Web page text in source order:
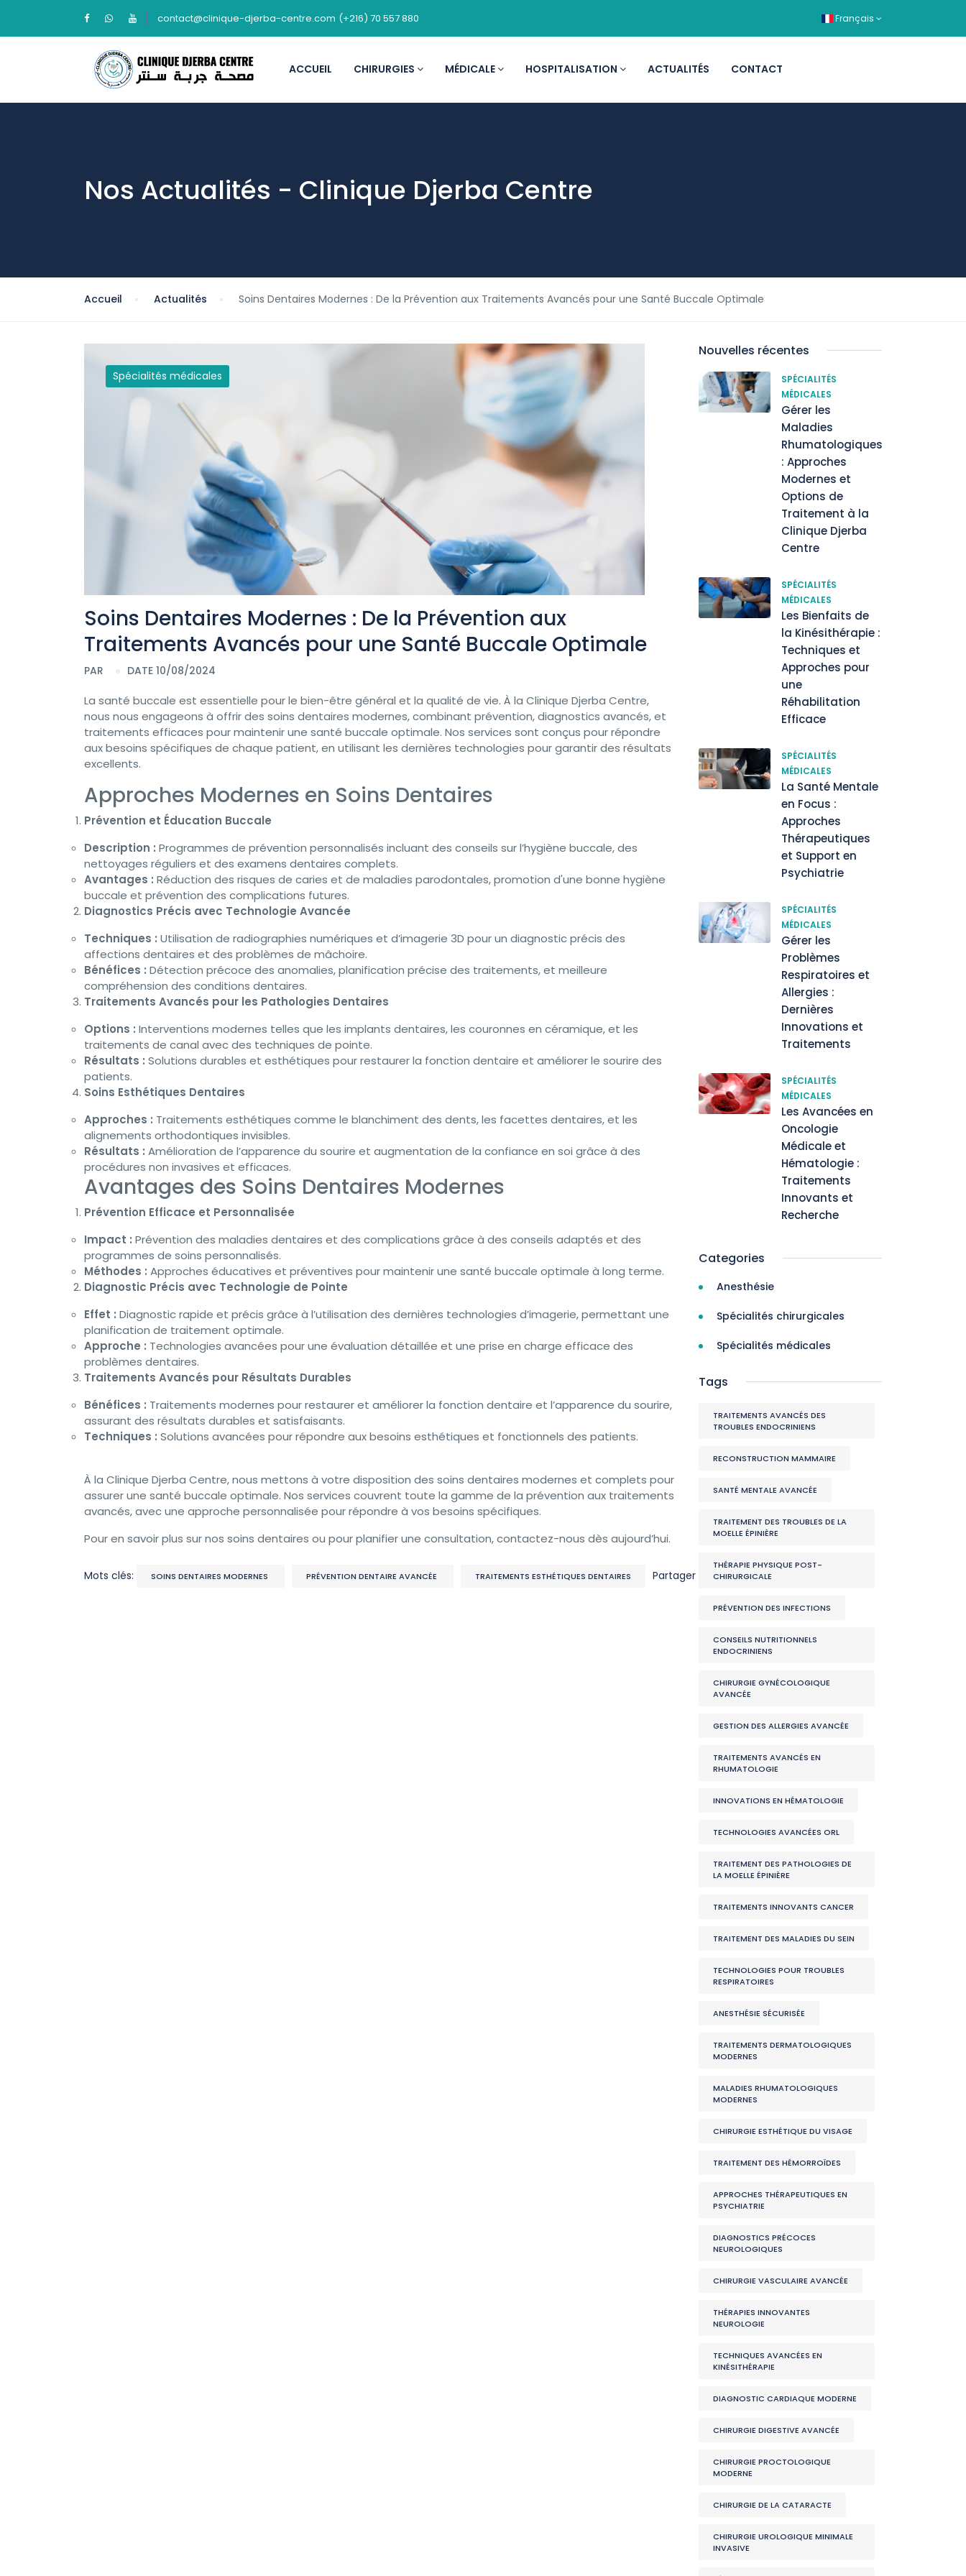
contact@clinique-djerba-centre.com (+216) 70 557 880 Français
ACCUEIL CHIRURGIES MÉDICALE HOSPITALISATION ACTUALITÉS CONTACT
Nos Actualités - Clinique Djerba Centre
Accueil Actualités Soins Dentaires Modernes : De la Prévention aux Traitements Avancés pour une Santé Buccale Optimale
Spécialités médicales
Soins Dentaires Modernes : De la Prévention aux
Traitements Avancés pour une Santé Buccale Optimale
PAR DATE 10/08/2024
La santé buccale est essentielle pour le bien-être général et la qualité de vie. À la Clinique Djerba Centre,
nous nous engageons à offrir des soins dentaires modernes, combinant prévention, diagnostics avancés, et
traitements efficaces pour maintenir une santé buccale optimale. Nos services sont conçus pour répondre
aux besoins spécifiques de chaque patient, en utilisant les dernières technologies pour garantir des résultats
excellents.
Approches Modernes en Soins Dentaires
Prévention et Éducation Buccale
Description : Programmes de prévention personnalisés incluant des conseils sur l’hygiène buccale, des
nettoyages réguliers et des examens dentaires complets.
Avantages : Réduction des risques de caries et de maladies parodontales, promotion d'une bonne hygiène
buccale et prévention des complications futures.
Diagnostics Précis avec Technologie Avancée
Techniques : Utilisation de radiographies numériques et d’imagerie 3D pour un diagnostic précis des
affections dentaires et des problèmes de mâchoire.
Bénéfices : Détection précoce des anomalies, planification précise des traitements, et meilleure
compréhension des conditions dentaires.
Traitements Avancés pour les Pathologies Dentaires
Options : Interventions modernes telles que les implants dentaires, les couronnes en céramique, et les
traitements de canal avec des techniques de pointe.
Résultats : Solutions durables et esthétiques pour restaurer la fonction dentaire et améliorer le sourire des
patients.
Soins Esthétiques Dentaires
Approches : Traitements esthétiques comme le blanchiment des dents, les facettes dentaires, et les
alignements orthodontiques invisibles.
Résultats : Amélioration de l’apparence du sourire et augmentation de la confiance en soi grâce à des
procédures non invasives et efficaces.
Avantages des Soins Dentaires Modernes
Prévention Efficace et Personnalisée
Impact : Prévention des maladies dentaires et des complications grâce à des conseils adaptés et des
programmes de soins personnalisés.
Méthodes : Approches éducatives et préventives pour maintenir une santé buccale optimale à long terme.
Diagnostic Précis avec Technologie de Pointe
Effet : Diagnostic rapide et précis grâce à l’utilisation des dernières technologies d’imagerie, permettant une
planification de traitement optimale.
Approche : Technologies avancées pour une évaluation détaillée et une prise en charge efficace des
problèmes dentaires.
Traitements Avancés pour Résultats Durables
Bénéfices : Traitements modernes pour restaurer et améliorer la fonction dentaire et l’apparence du sourire,
assurant des résultats durables et satisfaisants.
Techniques : Solutions avancées pour répondre aux besoins esthétiques et fonctionnels des patients.
À la Clinique Djerba Centre, nous mettons à votre disposition des soins dentaires modernes et complets pour
assurer une santé buccale optimale. Nos services couvrent toute la gamme de la prévention aux traitements
avancés, avec une approche personnalisée pour répondre à vos besoins spécifiques.
Pour en savoir plus sur nos soins dentaires ou pour planifier une consultation, contactez-nous dès aujourd’hui.
Mots clés: SOINS DENTAIRES MODERNES PRÉVENTION DENTAIRE AVANCÉE TRAITEMENTS ESTHÉTIQUES DENTAIRES Partager
Nouvelles récentes
SPÉCIALITÉS
MÉDICALES
Gérer les
Maladies
Rhumatologiques
: Approches
Modernes et
Options de
Traitement à la
Clinique Djerba
Centre
SPÉCIALITÉS
MÉDICALES
Les Bienfaits de
la Kinésithérapie :
Techniques et
Approches pour
une
Réhabilitation
Efficace
SPÉCIALITÉS
MÉDICALES
La Santé Mentale
en Focus :
Approches
Thérapeutiques
et Support en
Psychiatrie
SPÉCIALITÉS
MÉDICALES
Gérer les
Problèmes
Respiratoires et
Allergies :
Dernières
Innovations et
Traitements
SPÉCIALITÉS
MÉDICALES
Les Avancées en
Oncologie
Médicale et
Hématologie :
Traitements
Innovants et
Recherche
Categories
Anesthésie
Spécialités chirurgicales
Spécialités médicales
Tags
TRAITEMENTS AVANCÉS DES
TROUBLES ENDOCRINIENS
RECONSTRUCTION MAMMAIRE
SANTÉ MENTALE AVANCÉE
TRAITEMENT DES TROUBLES DE LA
MOELLE ÉPINIÈRE
THÉRAPIE PHYSIQUE POST-
CHIRURGICALE
PRÉVENTION DES INFECTIONS
CONSEILS NUTRITIONNELS
ENDOCRINIENS
CHIRURGIE GYNÉCOLOGIQUE
AVANCÉE
GESTION DES ALLERGIES AVANCÉE
TRAITEMENTS AVANCÉS EN
RHUMATOLOGIE
INNOVATIONS EN HÉMATOLOGIE
TECHNOLOGIES AVANCÉES ORL
TRAITEMENT DES PATHOLOGIES DE
LA MOELLE ÉPINIÈRE
TRAITEMENTS INNOVANTS CANCER
TRAITEMENT DES MALADIES DU SEIN
TECHNOLOGIES POUR TROUBLES
RESPIRATOIRES
ANESTHÉSIE SÉCURISÉE
TRAITEMENTS DERMATOLOGIQUES
MODERNES
MALADIES RHUMATOLOGIQUES
MODERNES
CHIRURGIE ESTHÉTIQUE DU VISAGE
TRAITEMENT DES HÉMORROÏDES
APPROCHES THÉRAPEUTIQUES EN
PSYCHIATRIE
DIAGNOSTICS PRÉCOCES
NEUROLOGIQUES
CHIRURGIE VASCULAIRE AVANCÉE
THÉRAPIES INNOVANTES
NEUROLOGIE
TECHNIQUES AVANCÉES EN
KINÉSITHÉRAPIE
DIAGNOSTIC CARDIAQUE MODERNE
CHIRURGIE DIGESTIVE AVANCÉE
CHIRURGIE PROCTOLOGIQUE
MODERNE
CHIRURGIE DE LA CATARACTE
CHIRURGIE UROLOGIQUE MINIMALE
INVASIVE